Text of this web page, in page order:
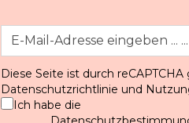
Diese Seite ist durch
Datenschutzrichtlinie und
Ich habe die